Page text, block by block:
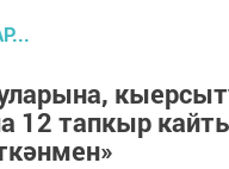
12 тапкыр